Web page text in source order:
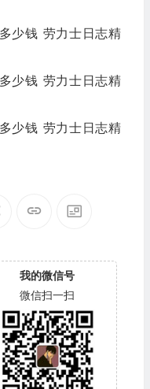
我的微信号
微信扫一扫